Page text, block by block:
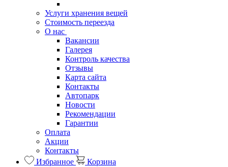
Услуги хранения вещей
Стоимость переезда
О нас
Вакансии
Галерея
Контроль качества
Отзывы
Карта сайта
Контакты
Автопарк
Новости
Рекомендации
Гарантии
Оплата
Акции
Контакты
Избранное
Корзина